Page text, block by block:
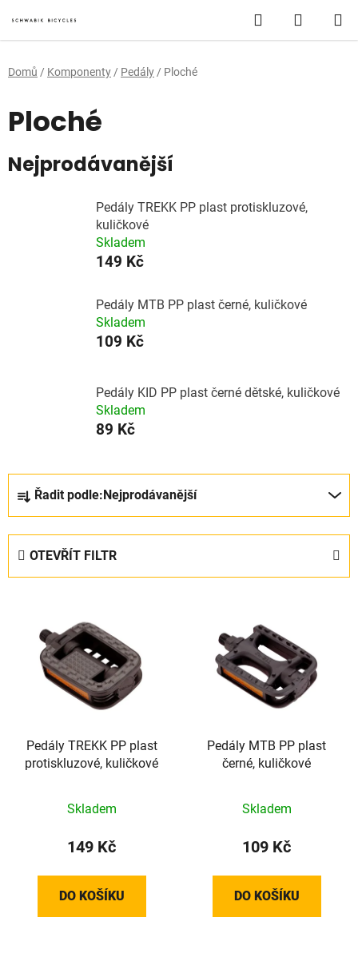
na
obsah
Hledat
KOŠÍK
Domů / Komponenty / Pedály / Ploché
Ploché
Nejprodávanější
Pedály TREKK PP plast protiskluzové,
kuličkové
Skladem
149 Kč
Pedály MTB PP plast černé, kuličkové
Skladem
109 Kč
Pedály KID PP plast černé dětské, kuličkové
Skladem
89 Kč
Ř
a
z
e
n
Řadit podle: Nejprodávanější
OTEVŘÍT FILTR
Pedály TREKK PP plast
protiskluzové, kuličkové
Skladem
149 Kč
DO KOŠÍKU
Pedály MTB PP plast
černé, kuličkové
Skladem
109 Kč
DO KOŠÍKU